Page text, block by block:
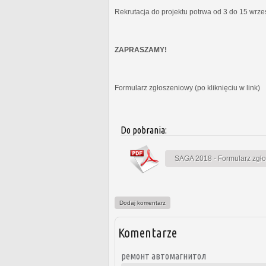
Rekrutacja do projektu potrwa od 3 do 15
ZAPRASZAMY!
Formularz zgłoszeniowy (po kliknięciu w link)
Do pobrania:
SAGA 2018 - Formularz
Dodaj komentarz
Komentarze
ремонт автомагнитол